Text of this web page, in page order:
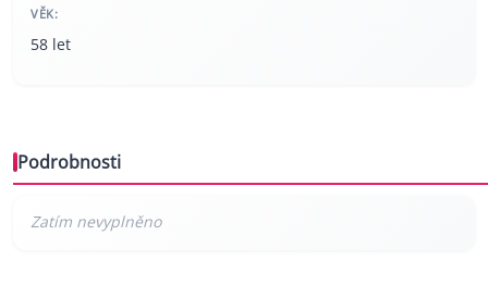
VĚK:
58 let
Podrobnosti